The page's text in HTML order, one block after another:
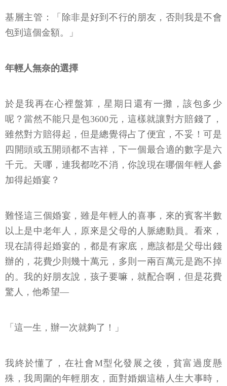
基層主管：「除非是好到不行的朋友，否則我是不會
包到這個金額。」
年輕人無奈的選擇
於是我再在心裡盤算，星期日還有一攤，該包多少
呢？當然不能只是包3600元，這樣就讓對方賠錢了，
雖然對方賠得起，但是總覺得占了便宜，不妥！可是
四開頭或五開頭都不吉祥，下一個最合適的數字是六
千元。天哪，連我都吃不消，你說現在哪個年輕人參
加得起婚宴？
難怪這三個婚宴，雖是年輕人的喜事，來的賓客半數
以上是中老年人，原來是父母的人脈總動員。看來，
現在請得起婚宴的，都是有家底，應該都是父母出錢
辦的，花費少則幾十萬元，多則一兩百萬元是跑不掉
的。我的好朋友說，孩子要嘛，就配合啊，但是花費
驚人，他希望—
「這一生，辦一次就夠了！」
我終於懂了，在社會M型化發展之後，貧富過度懸
殊，我周圍的年輕朋友，面對婚姻這樁人生大事時，